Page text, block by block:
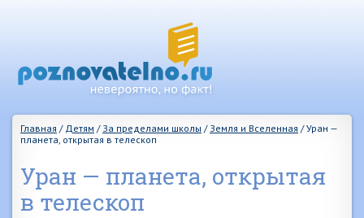
Главная / Детям / За пределами школы / Земля и Вселенная /Уран —
планета, открытая в телескоп
Уран — планета, открытая
в телескоп